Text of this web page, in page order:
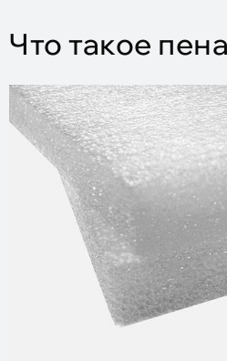
Что такое